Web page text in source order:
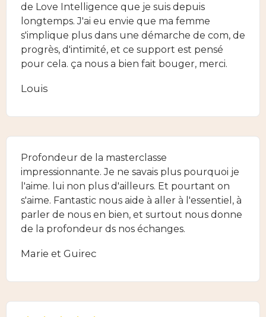
de Love Intelligence que je suis depuis
longtemps. J'ai eu envie que ma femme
s'implique plus dans une démarche de com, de
progrès, d'intimité, et ce support est pensé
pour cela. ça nous a bien fait bouger, merci.
Louis
Profondeur de la masterclasse
impressionnante. Je ne savais plus pourquoi je
l'aime. lui non plus d'ailleurs. Et pourtant on
s'aime. Fantastic nous aide à aller à l'essentiel, à
parler de nous en bien, et surtout nous donne
de la profondeur ds nos échanges.
Marie et Guirec